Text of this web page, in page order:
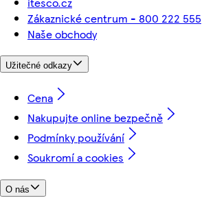
Zákaznické centrum - 800 222 555
Naše obchody
Užitečné odkazy
Cena
Nakupujte online bezpečně
Podmínky používání
Soukromí a cookies
O nás